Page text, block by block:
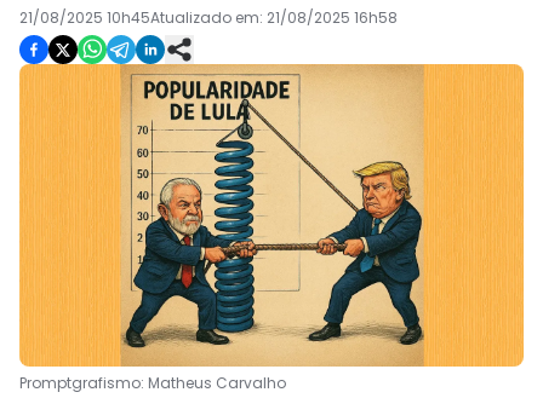
21/08/2025 10h45Atualizado em: 21/08/2025 16h58
Promptgrafismo: Matheus Carvalho